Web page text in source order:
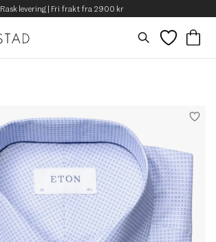
Rask levering | Fri frakt fra 2900 kr